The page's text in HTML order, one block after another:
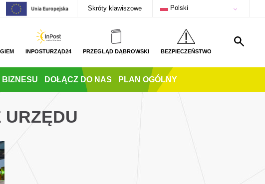
Skróty klawiszowe Polski
INPOSTURZĄD24 PRZEGLĄD DĄBROWSKI BEZPIECZEŃSTWO
BIZNESU DOŁĄCZ DO NAS PLAN OGÓLNY
URZĘDU